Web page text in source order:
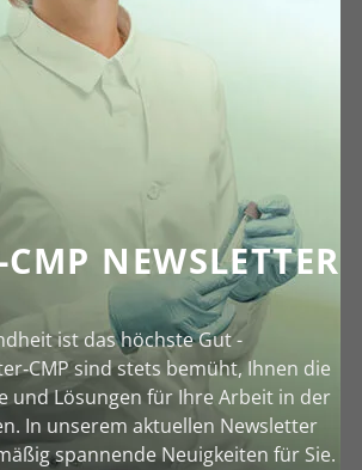
NEWSLETTER
ist das höchste Gut -
sind stets bemüht, Ihnen die
und Lösungen für Ihre Arbeit in der
In unserem aktuellen Newsletter
spannende Neuigkeiten für Sie.